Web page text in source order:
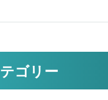
ゴリー